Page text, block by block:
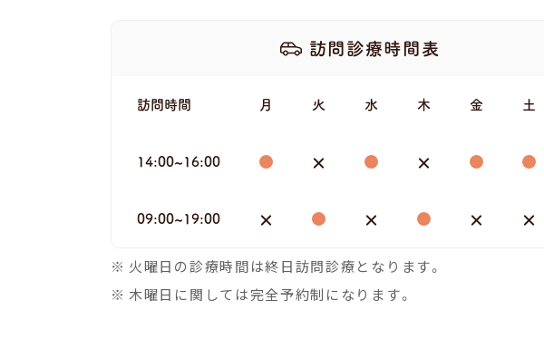
訪問診療時間表
訪問時間 月 火 水 木 金 土
14:00~16:00
09:00~19:00
火曜日の診療時間は終日訪問診療となります。
木曜日に関しては完全予約制になります。